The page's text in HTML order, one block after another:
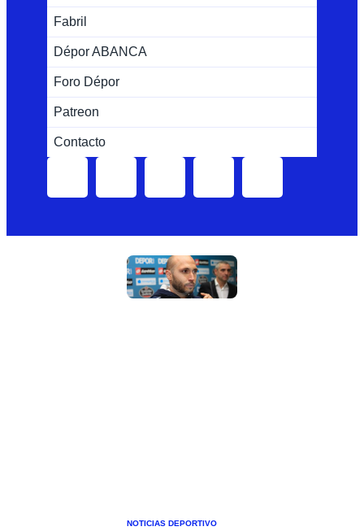
Fabril
Dépor ABANCA
Foro Dépor
Patreon
Contacto
NOTICIAS DEPORTIVO